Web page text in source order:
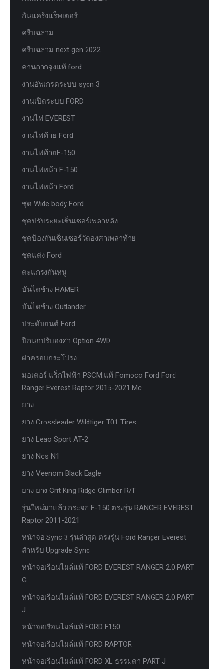
กันแคร้งแร็พเตอร์
ครีบฉลาม
ครีบฉลาม next gen 2022
คานลากจูงแท้ ford
งานอัพเกรดระบบ sycn 3
งานเปิดระบบ FORD
งานไฟ EVEREST
งานไฟท้าย Ford
งานไฟท้ายF-150
งานไฟหน้า F-150
งานไฟหน้า Ford
ชุด Wide body Ford
ชุดปรับระยะเซ็นเซอร์เพลาหลัง
ชุดป้องกันเซ็นเซอร์วัดองศาเพลาท้าย
ชุดแต่ง Ford
ตะแกรงกันหนู
บันไดข้าง HAMER
บันไดข้าง Outlander
ประดับยนต์ Ford
ปีกนกปรับองศา Option 4WD
ฝาครอบกระโปรง
มอเตอร์ แร็กไฟฟ้า PSCM.แท้ Fomoco Ford Ford
Ranger Everest Raptor 2015-2021 Mc
ยาง
ยาง Crossleader Wildtiger T01 Tires
ยาง Leao Sport AT-2
ยาง Nos N1
ยาง Veenom Black Eagle
ยาง ยาง Grit King Ridge Climber R/T
รุ่นใหม่มาแล้ว กระจก F-150 ตรงรุ่น RANGER EVEREST
Raptor 2011-2021
หน้าจอ Sync 3 รุ่นล่าสุด ตรงรุ่น Ford Ranger Everest
สำหรับ Upgrade Sync
หน้าจอเรือนไมล์แท้ FORD EVEREST RANGER 2.0 PART
G
หน้าจอเรือนไมล์แท้ FORD EVEREST RANGER 2.0 PART
J
หน้าจอเรือนไมล์แท้ FORD F150
หน้าจอเรือนไมล์แท้ FORD RAPTOR
หน้าจอเรือนไมล์แท้ FORD XL ธรรมดา PART J